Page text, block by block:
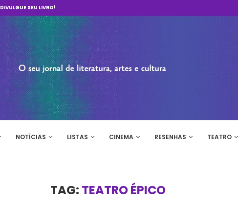
DIVULGUE SEU LIVRO!
NOTÍCIAS LISTAS CINEMA RESENHAS TEATRO
TAG: TEATRO ÉPICO